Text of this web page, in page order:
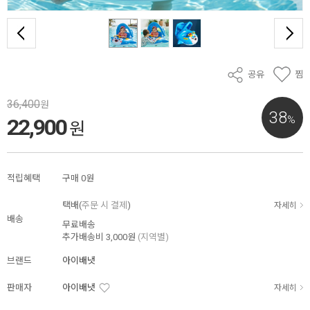
공유 찜
38%
36,400원
22,900원
적립혜택 구매 0원
배송
택배(주문 시 결제 ) 자세히
무료배송
추가배송비 3,000원 (지역별)
브랜드 아이배냇
판매자 아이배냇 자세히